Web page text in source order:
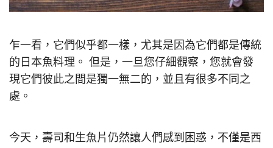
乍一看，它們似乎都一樣，尤其是因為它們都是傳統
的日本魚料理。 但是，一旦您仔細觀察，您就會發
現它們彼此之間是獨一無二的，並且有很多不同之
處。
今天，壽司和生魚片仍然讓人們感到困惑，不僅是西